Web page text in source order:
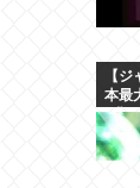
【
本最
2兆